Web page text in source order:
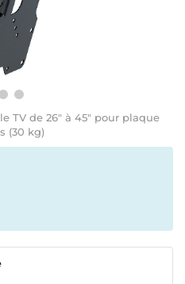
TV de 26" à 45" pour plaque
(30 kg)